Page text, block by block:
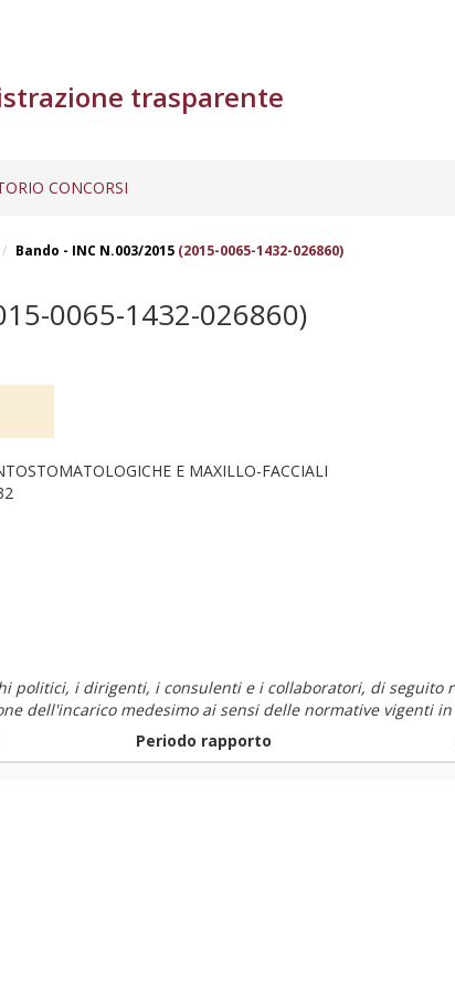
trasparente
CONCORSI
Bando - INC N.003/2015 (2015-0065-1432-026860)
0065-1432-026860)
E MAXILLO-FACCIALI
politici, i dirigenti, i consulenti e i collaboratori, di
dell'incarico medesimo ai sensi delle normative vigenti
Periodo rapporto